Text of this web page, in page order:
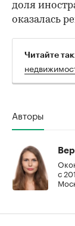
доля
оказалась
Читайте
Авторы
с